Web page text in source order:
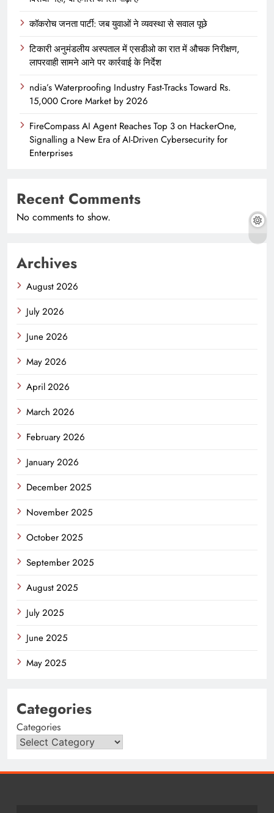
कॉकरोच जनता पार्टी: जब युवाओं ने व्यवस्था से सवाल पूछे
टिकारी अनुमंडलीय अस्पताल में एसडीओ का रात में औचक निरीक्षण,
लापरवाही सामने आने पर कार्रवाई के निर्देश
ndia’s Waterproofing Industry Fast-Tracks Toward Rs.
15,000 Crore Market by 2026
FireCompass AI Agent Reaches Top 3 on HackerOne,
Signalling a New Era of AI-Driven Cybersecurity for
Enterprises
Recent Comments
No comments to show.
Archives
August 2026
July 2026
June 2026
May 2026
April 2026
March 2026
February 2026
January 2026
December 2025
November 2025
October 2025
September 2025
August 2025
July 2025
June 2025
May 2025
Categories
Categories